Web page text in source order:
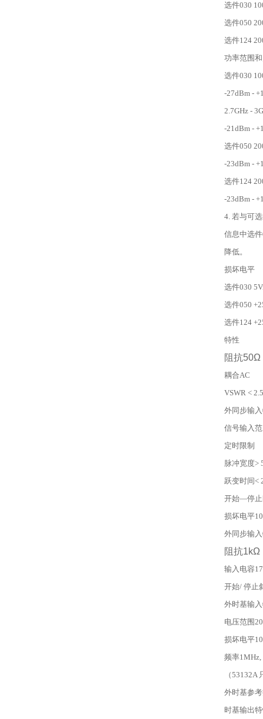
选件030
选件050
选件124
功率范围
选件030
-27dBm -
2.7GHz -
-21dBm -
选件050
-23dBm -
选件124
-23dBm -
4. 若与可
信息中选
降低。
损坏电平
选件030
选件050
选件124
特性
阻抗50Ω
耦合AC
VSWR <
外同步输
信号输入
定时限制
脉冲宽度>
跃变时间<
开始—停止
损坏电平
外同步输
阻抗1kΩ
输入电容
开始/ 停止
外时基输
电压范围
损坏电平
频率
（53132A
外时基参
时基输出